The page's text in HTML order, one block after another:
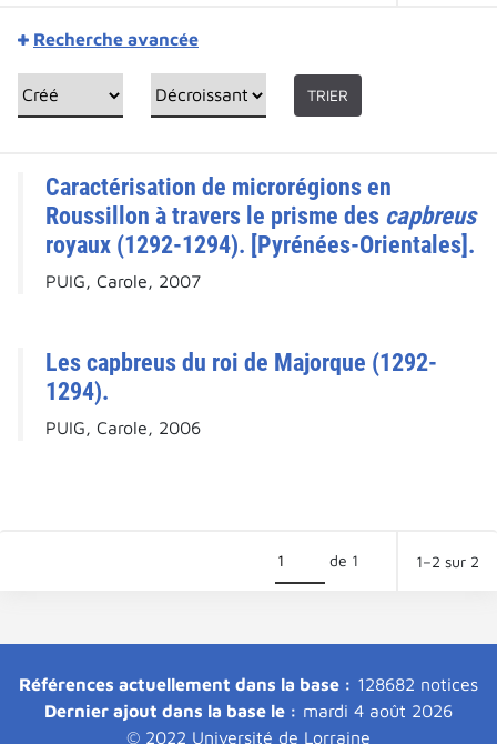
Recherche avancée
TRIER
Caractérisation de microrégions en
Roussillon à travers le prisme des capbreus
royaux (1292-1294). [Pyrénées-Orientales].
PUIG, Carole, 2007
Les capbreus du roi de Majorque (1292-
1294).
PUIG, Carole, 2006
de 1 1–2 sur 2
Références actuellement dans la base : 128682 notices
Dernier ajout dans la base le : mardi 4 août 2026
© 2022 Université de Lorraine